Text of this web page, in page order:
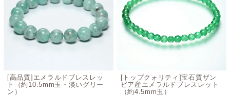
[高品質]エメラルドブレスレッ
ト（約10.5mm玉・淡いグリー
ン）
[トップクォリティ]宝石質ザン
ビア産エメラルドブレスレット
（約4.5mm玉）